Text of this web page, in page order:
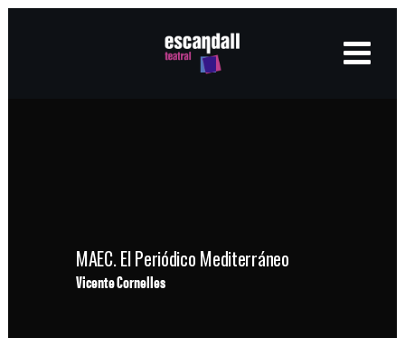
MAEC. El Periódico Mediterráneo
Vicente Cornelles